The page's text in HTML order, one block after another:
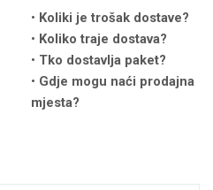
Koliki je trošak dostave?
Koliko traje dostava?
Tko dostavlja paket?
Gdje mogu naći prodajna
mjesta?